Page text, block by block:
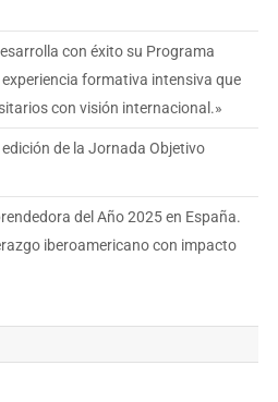
con éxito su Programa
experiencia formativa intensiva que
con visión internacional.»
de la Jornada Objetivo
del Año 2025 en España.
iberoamericano con impacto